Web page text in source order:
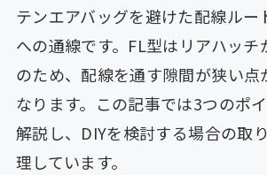
テンエアバッグを避けた配線ルー
への通線です。FL型はリアハッチ
のため、配線を通す隙間が狭い点
なります。この記事では3つのポ
解説し、DIYを検討する場合の取
理しています。